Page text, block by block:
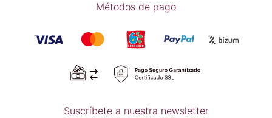
Métodos de pago
Suscríbete a nuestra newsletter